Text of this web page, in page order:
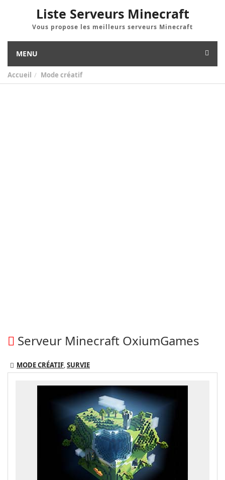
Liste Serveurs Minecraft
Vous propose les meilleurs serveurs Minecraft
MENU
Accueil Mode créatif
Serveur Minecraft OxiumGames
MODE CRÉATIF,SURVIE